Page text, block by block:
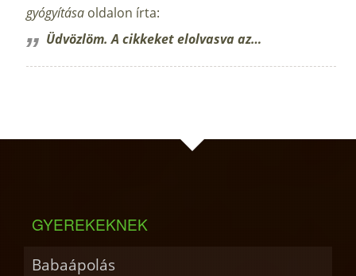
gyógyítása oldalon írta:
Üdvözlöm. A cikkeket elolvasva az…
GYEREKEKNEK
Babaápolás